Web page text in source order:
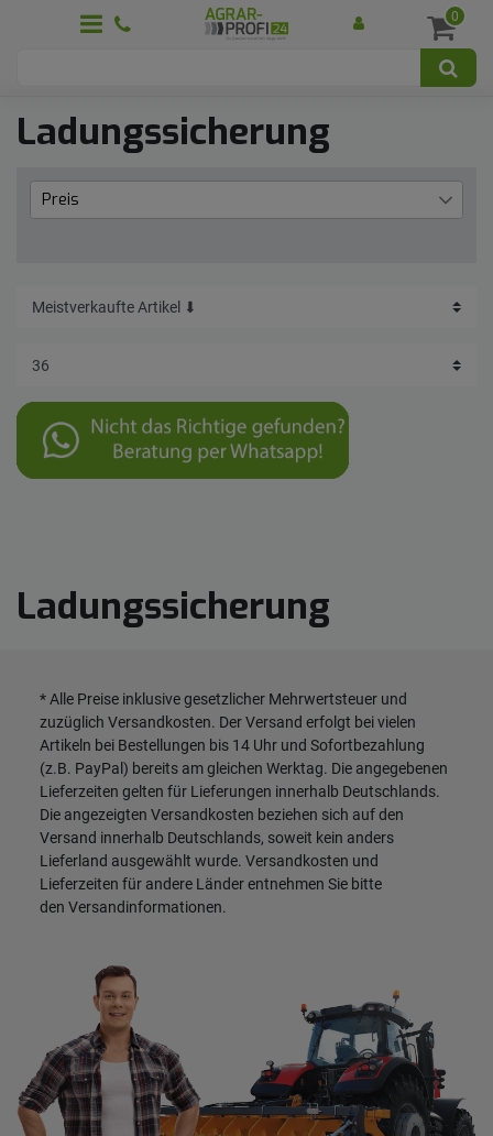
0
Ladungssicherung
Preis
Ladungssicherung
* Alle Preise inklusive gesetzlicher Mehrwertsteuer und
zuzüglich Versandkosten. Der Versand erfolgt bei vielen
Artikeln bei Bestellungen bis 14 Uhr und Sofortbezahlung
(z.B. PayPal) bereits am gleichen Werktag. Die angegebenen
Lieferzeiten gelten für Lieferungen innerhalb Deutschlands.
Die angezeigten Versandkosten beziehen sich auf den
Versand innerhalb Deutschlands, soweit kein anders
Lieferland ausgewählt wurde. Versandkosten und
Lieferzeiten für andere Länder entnehmen Sie bitte
den Versandinformationen.